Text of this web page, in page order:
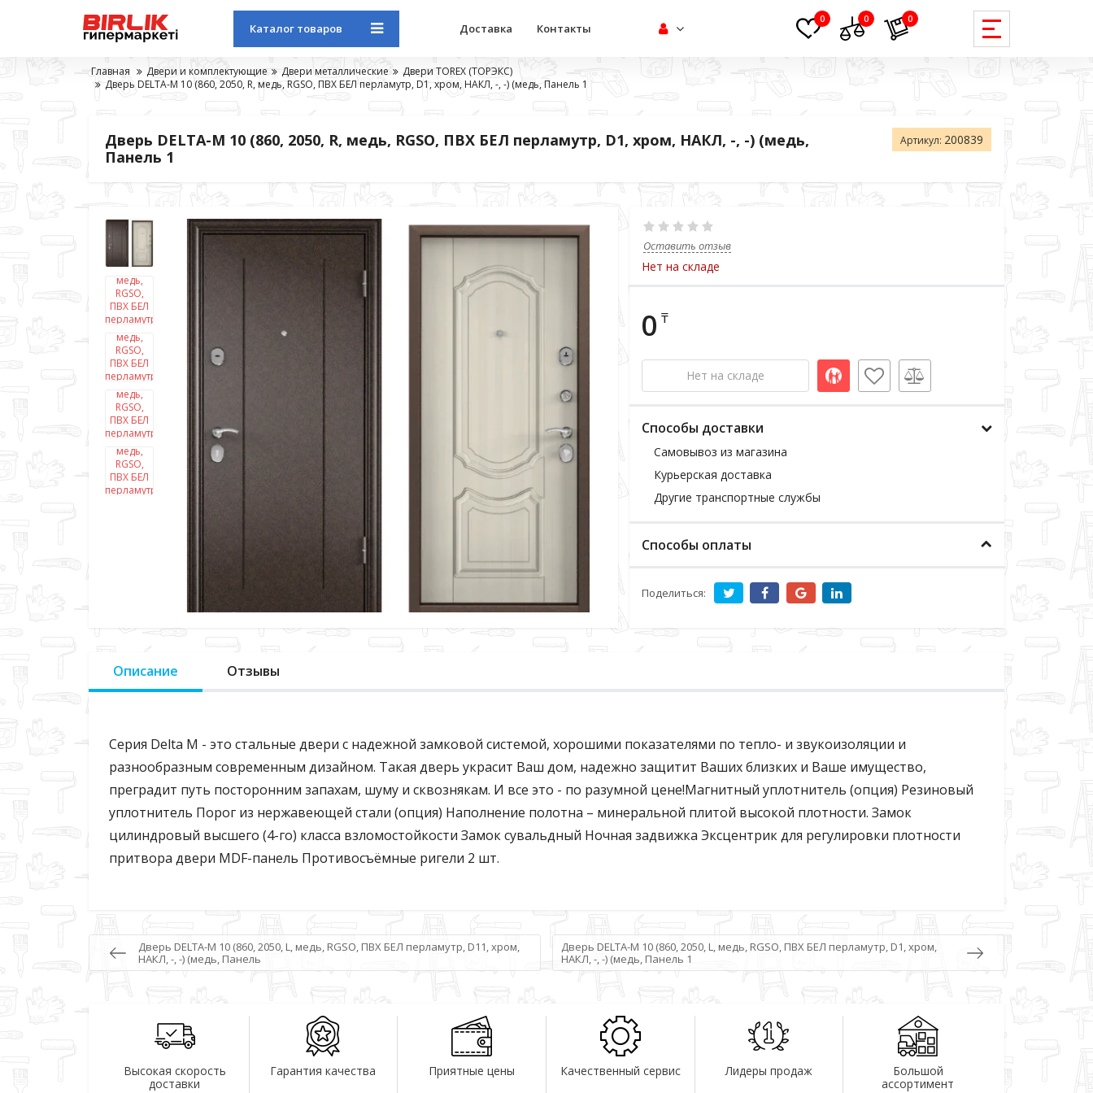
Каталог товаров Доставка Контакты
0 0 0
Главная Двери и комплектующие Двери металлические
Двери TOREX (ТОРЭКС)
Дверь DELTA-M 10 (860, 2050, R, медь, RGSO, ПВХ БЕЛ перламутр, D1, хром, НАКЛ, -, -) (медь, Панель 1
Дверь DELTA-M 10 (860, 2050, R, медь, RGSO, ПВХ БЕЛ перламутр, D1, хром, НАКЛ, -, -) (медь,
Панель 1
Артикул: 200839
Оставить отзыв
Нет на складе
0 ₸
Нет на складе
Способы доставки
Самовывоз из магазина
Курьерская доставка
Другие транспортные службы
Способы оплаты
Поделиться:
Описание Отзывы
Серия Delta M - это стальные двери с надежной замковой системой, хорошими показателями по тепло- и звукоизоляции и
разнообразным современным дизайном. Такая дверь украсит Ваш дом, надежно защитит Ваших близких и Ваше имущество,
преградит путь посторонним запахам, шуму и сквознякам. И все это - по разумной цене!Магнитный уплотнитель (опция) Резиновый
уплотнитель Порог из нержавеющей стали (опция) Наполнение полотна – минеральной плитой высокой плотности. Замок
цилиндровый высшего (4-го) класса взломостойкости Замок сувальдный Ночная задвижка Эксцентрик для регулировки плотности
притвора двери MDF-панель Противосъёмные ригели 2 шт.
Дверь DELTA-M 10 (860, 2050, L, медь, RGSO, ПВХ БЕЛ перламутр, D11, хром,
НАКЛ, -, -) (медь, Панель
Дверь DELTA-M 10 (860, 2050, L, медь, RGSO, ПВХ БЕЛ перламутр, D1, хром,
НАКЛ, -, -) (медь, Панель 1
Высокая скорость
доставки
Гарантия качества Приятные цены Качественный сервис Лидеры продаж
Большой
ассортимент